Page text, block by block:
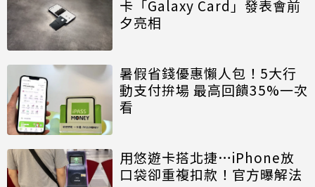
卡「Galaxy Card」發表會前
夕亮相
暑假省錢優惠懶人包！5大行
動支付拚場 最高回饋35%一次
看
用悠遊卡搭北捷…iPhone放
口袋卻重複扣款！官方曝解法